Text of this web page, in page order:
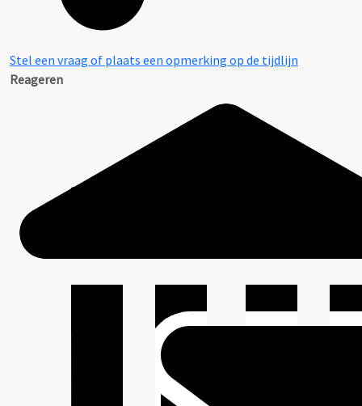
Stel een vraag of plaats een opmerking op de tijdlijn
Reageren